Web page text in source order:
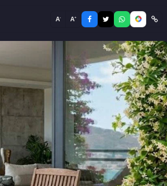
A- A+